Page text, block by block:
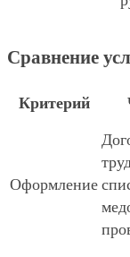
Сравнение
Критерий
Оформление